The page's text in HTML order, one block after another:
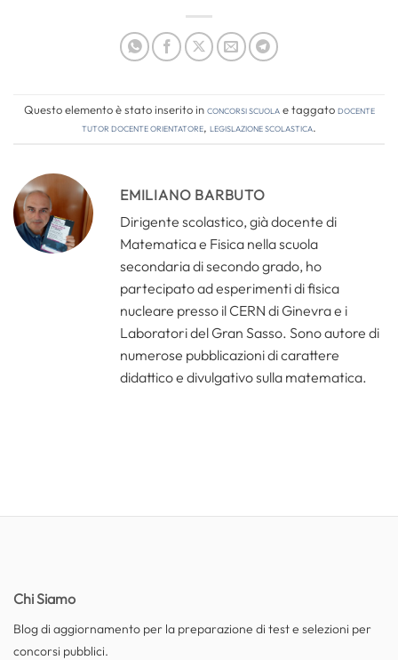
Questo elemento è stato inserito inConcorsi Scuolae taggatodocente
tutor docente orientatore, legislazione scolastica.
EMILIANO BARBUTO
Dirigente scolastico, già docente di
Matematica e Fisica nella scuola
secondaria di secondo grado, ho
partecipato ad esperimenti di fisica
nucleare presso il CERN di Ginevra e i
Laboratori del Gran Sasso. Sono autore di
numerose pubblicazioni di carattere
didattico e divulgativo sulla matematica.
Chi Siamo
Blog di aggiornamento per la preparazione di test e selezioni per
concorsi pubblici.